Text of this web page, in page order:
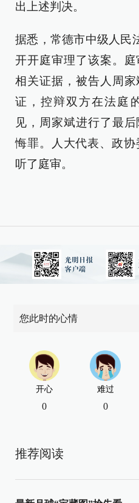
出上述判决。
据悉，常德市中级人民
开开庭审理了该案。
相关证据，被告人周
证，控辩双方在法庭
见，周家斌进行了最
悔罪。人大代表、政
听了庭审。
您此时的心情
开心
0
难过
0
推荐阅读